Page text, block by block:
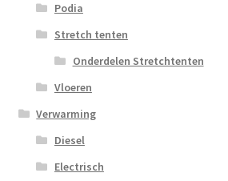
Podia
Stretch tenten
Onderdelen Stretchtenten
Vloeren
Verwarming
Diesel
Electrisch